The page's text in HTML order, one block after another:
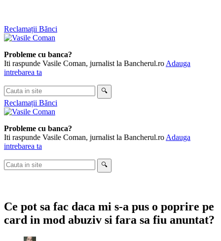
Skip
to
Reclamații Bănci
Probleme cu banca?
Iti raspunde Vasile Coman, jurnalist la Bancherul.ro Adauga
intrebarea ta
Cauta
in
site
🔍
Reclamații Bănci
Probleme cu banca?
Iti raspunde Vasile Coman, jurnalist la Bancherul.ro Adauga
intrebarea ta
Cauta
in
🔍
Ce pot sa fac daca mi s-a pus o poprire pe
card in mod abuziv si fara sa fiu anuntat?